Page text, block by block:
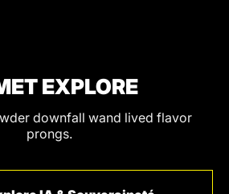
EXPLORE
downfall wand lived flavor
prongs.